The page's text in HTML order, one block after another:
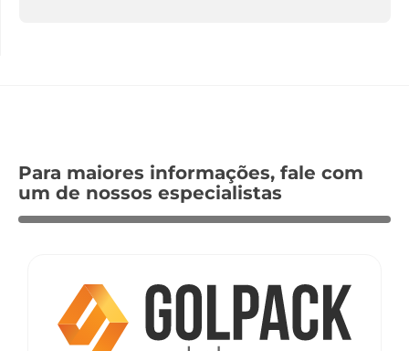
Para maiores informações, fale com
um de nossos especialistas